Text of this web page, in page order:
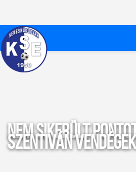
Nem sikerült
Szentiván